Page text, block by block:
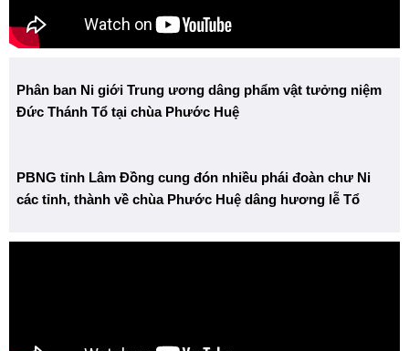
Phân ban Ni giới Trung ương dâng phẩm vật tưởng niệm
Đức Thánh Tổ tại chùa Phước Huệ
PBNG tỉnh Lâm Đồng cung đón nhiều phái đoàn chư Ni
các tỉnh, thành về chùa Phước Huệ dâng hương lễ Tổ